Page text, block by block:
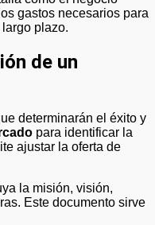
gastos necesarios para
plazo.
de un
determinarán el éxito y
para identificar la
ajustar la oferta de
la misión, visión,
Este documento sirve